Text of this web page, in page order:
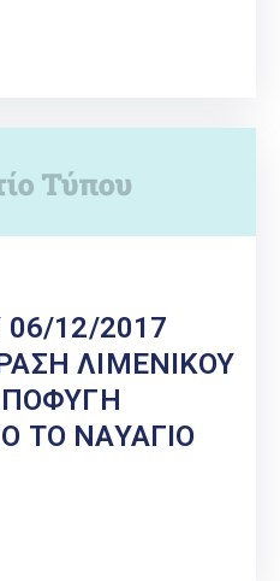
12/2017
ΛΙΜΕΝΙΚΟΥ
ΤΟ ΝΑΥΑΓΙΟ